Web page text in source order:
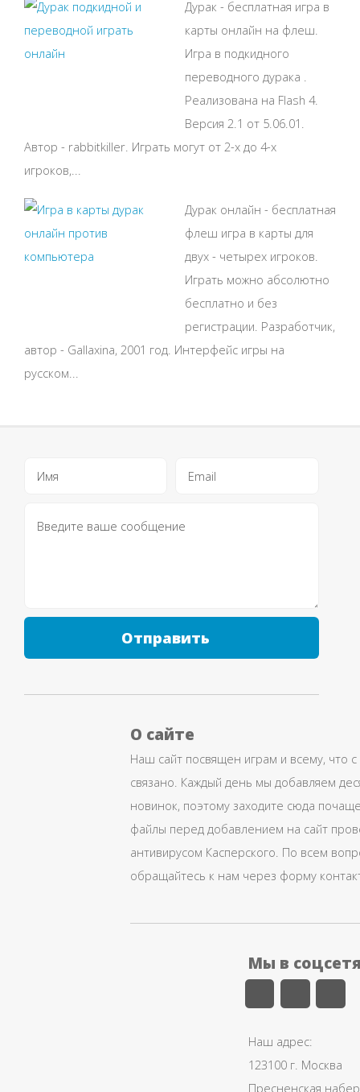
Дурак - бесплатная игра в
карты онлайн на флеш.
Игра в подкидного
переводного дурака .
Реализована на Flash 4.
Версия 2.1 от 5.06.01.
Автор - rabbitkiller. Играть могут от 2-х до 4-х
игроков,...
Дурак онлайн - бесплатная
флеш игра в карты для
двух - четырех игроков.
Играть можно абсолютно
бесплатно и без
регистрации. Разработчик,
автор - Gallaxina, 2001 год. Интерфейс игры на
русском...
Отправить
О сайте
Наш сайт посвящен играм и всему, что
связано. Каждый день мы добавляем
новинок, поэтому заходите сюда
файлы перед добавлением на сайт
антивирусом Касперского. По всем
обращайтесь к нам через форму
Мы в
Наш адрес:
123100 г. Москва
Пресненская